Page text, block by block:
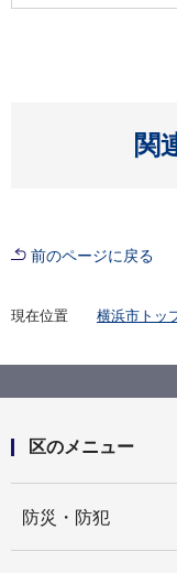
関
前のページに戻る
現在位置 横浜市トッ
平成26年
ケートの調
区のメニュー
防災・防犯